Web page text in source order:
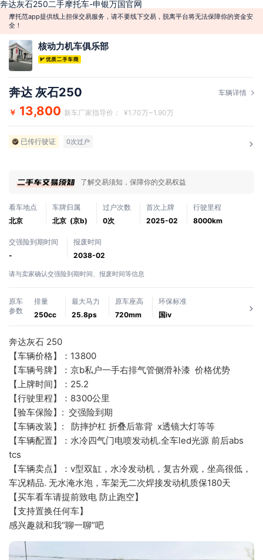
奔达灰石250二手摩托车-申银万国官网
摩托范app提供线上担保交易服务，请不要线下交易，脱离平台将无法保障你的资金安
全！
核动力机车俱乐部
奔达 灰石250 车辆详情
￥ 13,800 新车厂家指导价： ¥1.70万~1.90万
已传行驶证 0次过户
了解交易须知，保障你的交易权益
看车地点
北京
车牌归属
北京 (京b)
过户次数
0次
首次上牌
2025-02
行驶里程
8000km
交强险到期时间
-
报废时间
2038-02
请与卖家确认交强险到期时间、报废时间等信息
原车
参数
排量
250cc
最大马力
25.8ps
原车座高
720mm
环保标准
国ⅳ
奔达灰石 250
【车辆价格】：13800
【车辆号牌】：京b私户一手右排气管侧滑补漆  价格优势
【上牌时间】：25.2
【行驶里程】：8300公里
【验车保险】:  交强险到期
【车辆改装】:   防摔护杠 折叠后靠背  x透镜大灯等等
【车辆配置】：水冷四气门电喷发动机.全车led光源 前后abs
tcs
【车辆卖点】：v型双缸，水冷发动机，复古外观，坐高很低，
车况精品. 无水淹水泡，车架无二次焊接发动机质保180天
【买车看车请提前致电 防止跑空】
【支持置换任何车】
感兴趣就和我“聊一聊”吧